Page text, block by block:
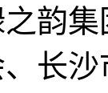
集
长